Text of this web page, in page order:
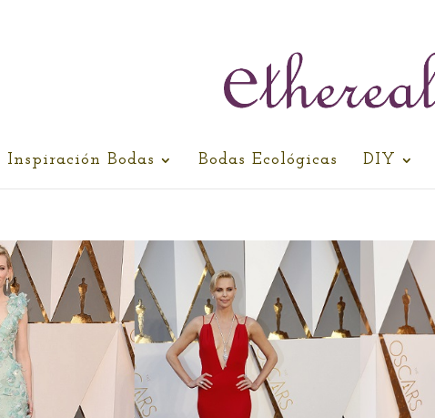
Inspiración Bodas Bodas Ecológicas DIY